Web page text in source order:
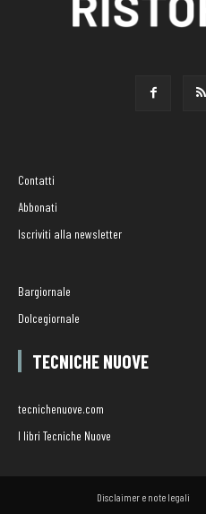
Contatti
Abbonati
Iscriviti alla newsletter
Bargiornale
Dolcegiornale
TECNICHE NUOVE
tecnichenuove.com
I libri Tecniche Nuove
Disclaimer e note legali